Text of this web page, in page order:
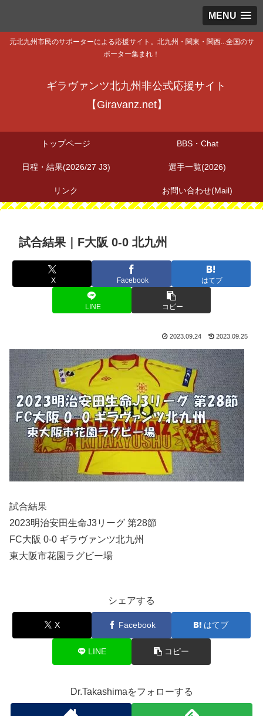
MENU
元北九州市民のサポーターによる応援サイト。北九州・関東・関西...全国のサ
ポーター集まれ！
ギラヴァンツ北九州非公式応援サイト
【Giravanz.net】
トップページ BBS・Chat
日程・結果(2026/27 J3) 選手一覧(2026)
リンク お問い合わせ(Mail)
試合結果｜F大阪 0-0 北九州
X Facebook はてブ
LINE コピー
2023.09.24 2023.09.25
試合結果
2023明治安田生命J3リーグ 第28節
FC大阪 0-0 ギラヴァンツ北九州
東大阪市花園ラグビー場
シェアする
X Facebook はてブ
LINE コピー
Dr.Takashimaをフォローする